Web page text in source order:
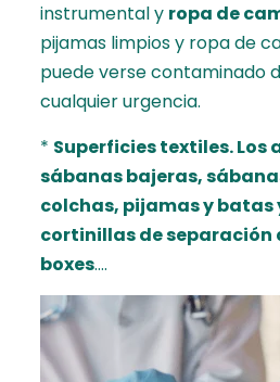
instrumental y ropa de
pijamas limpios y ropa de
puede verse contaminado
cualquier urgencia.
* Superficies textiles. Los
sábanas bajeras,
colchas, pijamas y batas
cortinillas de separación
boxes….